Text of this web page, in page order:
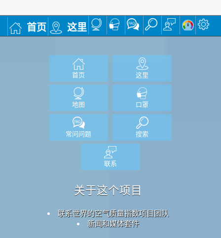
首页 这里
首页 这里
地图 口罩
常问问题 搜索
联系
关于这个项目
联系世界的空气质量指数项目团队
新闻和媒体套件